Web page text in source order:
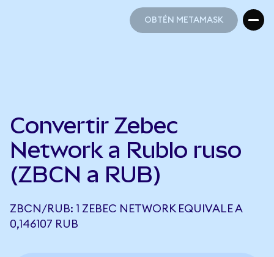
OBTÉN METAMASK
Convertir Zebec
Network a Rublo ruso
(ZBCN a RUB)
ZBCN/RUB: 1 ZEBEC NETWORK EQUIVALE A
0,146107 RUB